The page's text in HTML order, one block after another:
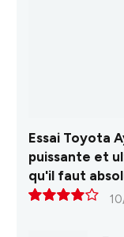
Essai Toyota
puissante et
qu'il faut